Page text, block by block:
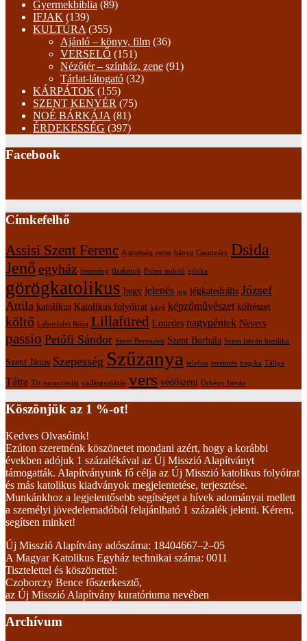
Gyermekbiblia (89)
IFJAK (139)
KULTÚRA (355)
Ajánló – könyv, film (36)
VERSELŐ (151)
Nézőtér – színház, zene (91)
Tárlat-látogató (32)
KÁRPÁTOK (155)
SZENT KENYÉR (75)
NOÉ BÁRKÁJA (81)
ÉRDEKESSÉG (397)
Facebook
Címkefelhő
Assisi Szent Ferenc A sötétség verse bánya Csontváry Dsida
Jenő egyház festmény flashmob Fráter induló gótika
görögkatolikus hegy jelenés jog jégkatedrális József
Attila katolikus Katolikus folyóirat kávé képzőművészet költészet
költő Laborfalvi Róza Lillafüred Lourdes nagypéntek Nevers
passio Petőfi Sándor Szent Bernadett Szent Borbála Szent István bazilika
Szent János Szepesség Szűzanya telefon teremtés tragika Tállya
Tátra Tíz parancsolat vallásgyalázás vers védőszent Örkény István
Köszönjük az 1 %-ot!
Kedves Olvasóink!
Ezúton szeretnénk köszönetet mondani azért, hogy a korábbi
években adójuk 1 százalékával az Új Misszió Alapítványt
támogatták. Alapítványunk fő célja az Új Misszió katolikus folyóirat
és más katolikus kiadványok megjelentetése, terjesztése.
Munkánkhoz a legjelentősebb segítséget a hívek adományai mellett
a személyi jövedelemadóból felajánlható 1 százalék jelenti. Kérem,
segítsen minket!
Új Misszió Alapítvány adószáma: 18404667–2–05
A Magyar Katolikus Egyház technikai száma: 0011
Tisztelettel és köszönettel:
Czoborczy Bence főszerkesztő,
az Új Misszió Alapítvány kuratóriuma nevében
Archívum